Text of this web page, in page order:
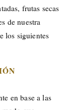
frutas secas
de nuestra
los siguientes
en base a las